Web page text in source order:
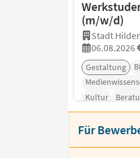
(m/w/d)
Stadt
06.08.2026
Gestaltung
Kultur
Für